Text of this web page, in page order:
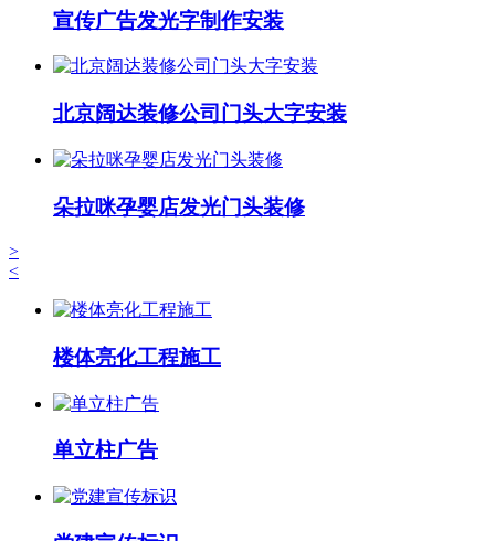
宣传广告发光字制作安装
北京阔达装修公司门头大字安装
朵拉咪孕婴店发光门头装修
>
<
楼体亮化工程施工
单立柱广告